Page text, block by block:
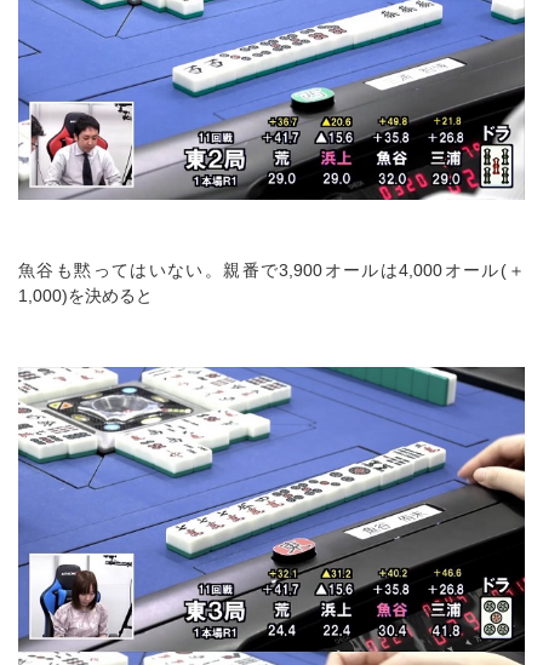
魚谷も黙ってはいない。親番で3,900オールは4,000オール(＋
1,000)を決めると